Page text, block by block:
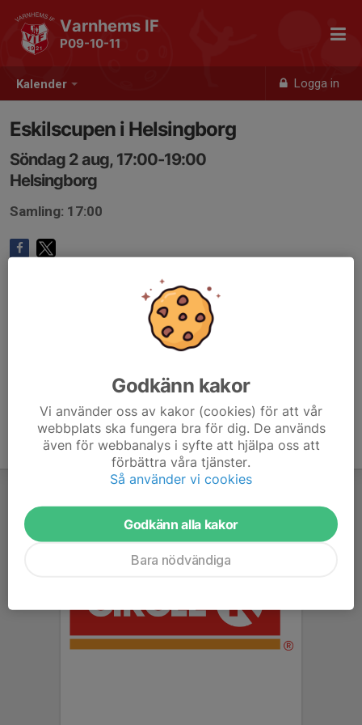
Kalender Logga in
Varnhems IF
P09-10-11
Eskilscupen i Helsingborg
Söndag 2 aug, 17:00-19:00
Helsingborg
Samling: 17:00
Godkänn kakor
Vi använder oss av kakor (cookies) för att vår
webbplats ska fungera bra för dig. De används
även för webbanalys i syfte att hjälpa oss att
förbättra våra tjänster.
Så använder vi cookies
Godkänn alla kakor
Bara nödvändiga